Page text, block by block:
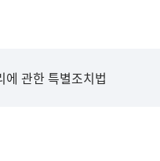
에 관한 특별조치법